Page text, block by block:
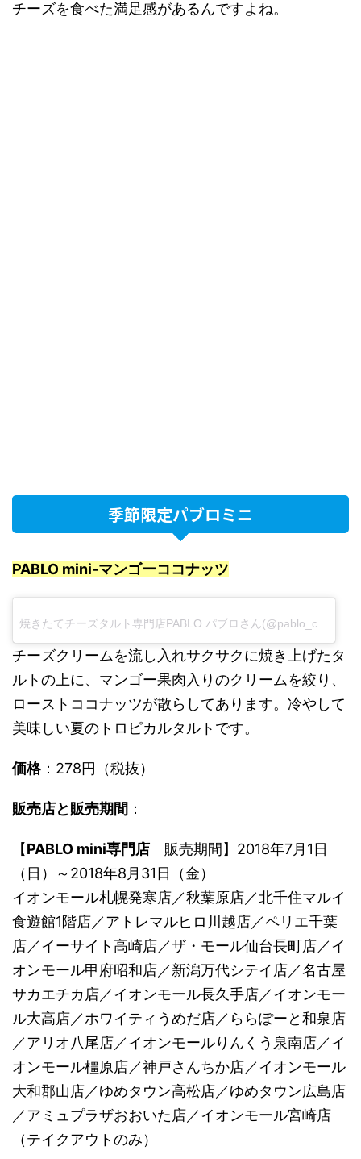
チーズを食べた満足感があるんですよね。
季節限定パブロミニ
PABLO mini-マンゴーココナッツ
チーズクリームを流し入れサクサクに焼き上げたタ
ルトの上に、マンゴー果肉入りのクリームを絞り、
ローストココナッツが散らしてあります。冷やして
美味しい夏のトロピカルタルトです。
価格：278円（税抜）
販売店と販売期間 ：
【PABLO mini専門店 販売期間】2018年7月1日
（日）～2018年8月31日（金）
イオンモール札幌発寒店／秋葉原店／北千住マルイ
食遊館1階店／アトレマルヒロ川越店／ペリエ千葉
店／イーサイト高崎店／ザ・モール仙台長町店／イ
オンモール甲府昭和店／新潟万代シテイ店／名古屋
サカエチカ店／イオンモール長久手店／イオンモー
ル大高店／ホワイティうめだ店／ららぽーと和泉店
／アリオ八尾店／イオンモールりんくう泉南店／イ
オンモール橿原店／神戸さんちか店／イオンモール
大和郡山店／ゆめタウン高松店／ゆめタウン広島店
／アミュプラザおおいた店／イオンモール宮崎店
（テイクアウトのみ）